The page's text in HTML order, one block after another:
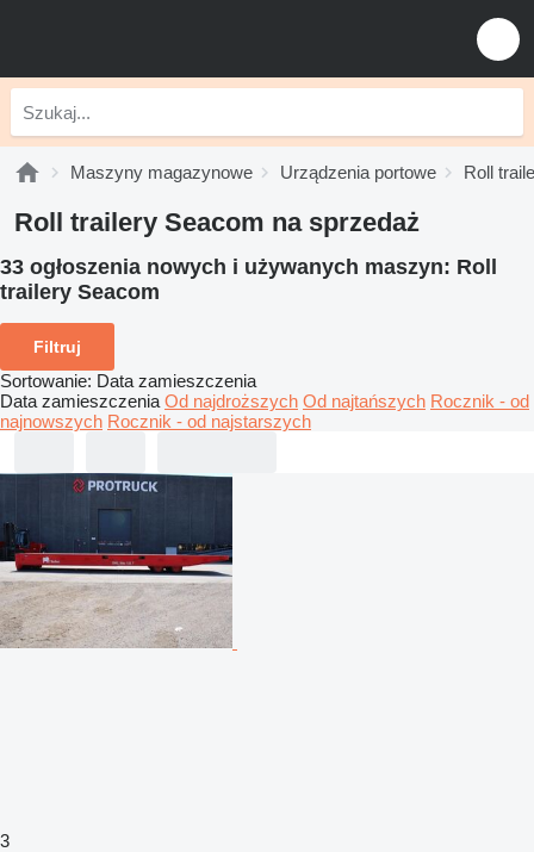
Maszyny magazynowe Urządzenia portowe Roll
Roll trailery Seacom na sprzedaż
33 ogłoszenia nowych i używanych maszyn: Roll
trailery Seacom
Filtruj
Sortowanie: Data zamieszczenia
Data zamieszczenia Od najdroższych Od najtańszych Rocznik - od
najnowszych Rocznik - od najstarszych
3